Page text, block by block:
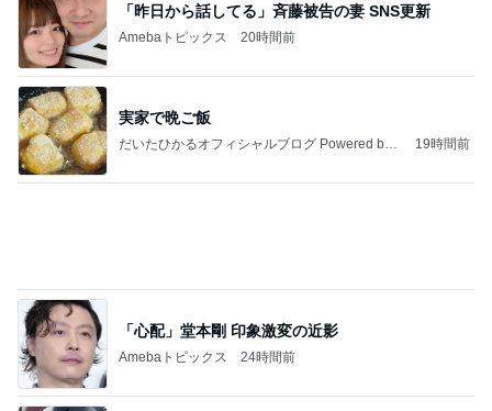
「昨日から話してる」斉藤被告の妻 SNS更新
Amebaトピックス 20時間前
実家で晩ご飯
だいたひかるオフィシャルブログ Powered by
19時間前
「心配」堂本剛 印象激変の近影
Amebaトピックス 24時間前